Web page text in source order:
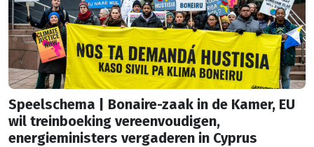
Speelschema | Bonaire-zaak in de Kamer, EU
wil treinboeking vereenvoudigen,
energieministers vergaderen in Cyprus